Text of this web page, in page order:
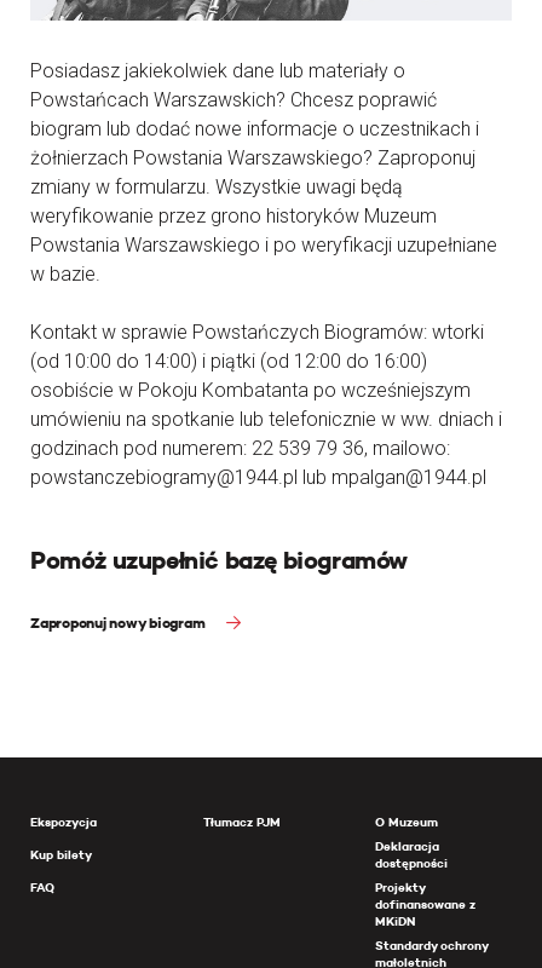
Posiadasz jakiekolwiek dane lub materiały o
Powstańcach Warszawskich? Chcesz poprawić
biogram lub dodać nowe informacje o uczestnikach i
żołnierzach Powstania Warszawskiego? Zaproponuj
zmiany w formularzu. Wszystkie uwagi będą
weryfikowanie przez grono historyków Muzeum
Powstania Warszawskiego i po weryfikacji uzupełniane
w bazie.
Kontakt w sprawie Powstańczych Biogramów: wtorki
(od 10:00 do 14:00) i piątki (od 12:00 do 16:00)
osobiście w Pokoju Kombatanta po wcześniejszym
umówieniu na spotkanie lub telefonicznie w ww. dniach i
godzinach pod numerem: 22 539 79 36, mailowo:
powstanczebiogramy@1944.pl lub mpalgan@1944.pl
Pomóż uzupełnić bazę biogramów
Zaproponuj nowy biogram
Ekspozycja
Kup bilety
FAQ
Tłumacz PJM
O Muzeum
Deklaracja
dostępności
Projekty
dofinansowane z
MKiDN
Standardy ochrony
małoletnich